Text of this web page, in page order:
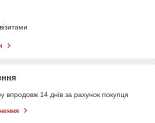
впродовж 14 днів за рахунок покупця